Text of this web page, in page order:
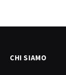
CHI SIAMO